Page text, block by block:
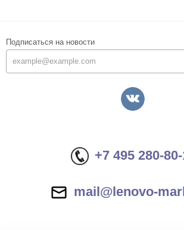
Подписаться на новости
+7 495 280-
mail@lenovo-